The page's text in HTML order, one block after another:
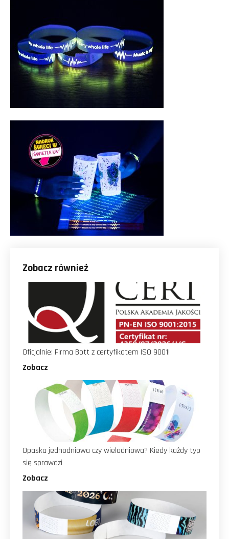
Zobacz również
Oficjalnie: Firma Bott z certyfikatem ISO 9001!
Zobacz
Opaska jednodniowa czy wielodniowa? Kiedy każdy typ
się sprawdzi
Zobacz